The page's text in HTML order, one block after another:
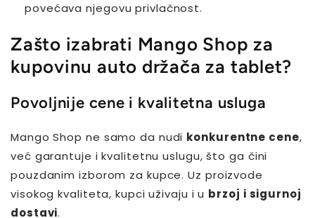
povećava njegovu privlačnost.
Zašto izabrati Mango Shop za
kupovinu auto držača za tablet?
Povoljnije cene i kvalitetna usluga
Mango Shop ne samo da nudi konkurentne cene,
već garantuje i kvalitetnu uslugu, što ga čini
pouzdanim izborom za kupce. Uz proizvode
visokog kvaliteta, kupci uživaju i u brzoj i sigurnoj
dostavi.